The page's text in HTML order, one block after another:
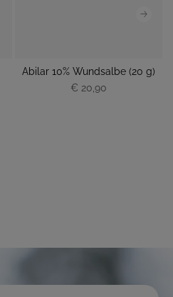
Abilar 10% Wundsalbe (20 g)
€ 20,90